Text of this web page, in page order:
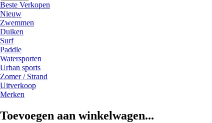
Beste Verkopen
Nieuw
Zwemmen
Duiken
Surf
Paddle
Watersporten
Urban sports
Zomer / Strand
Uitverkoop
Merken
Toevoegen aan winkelwagen...